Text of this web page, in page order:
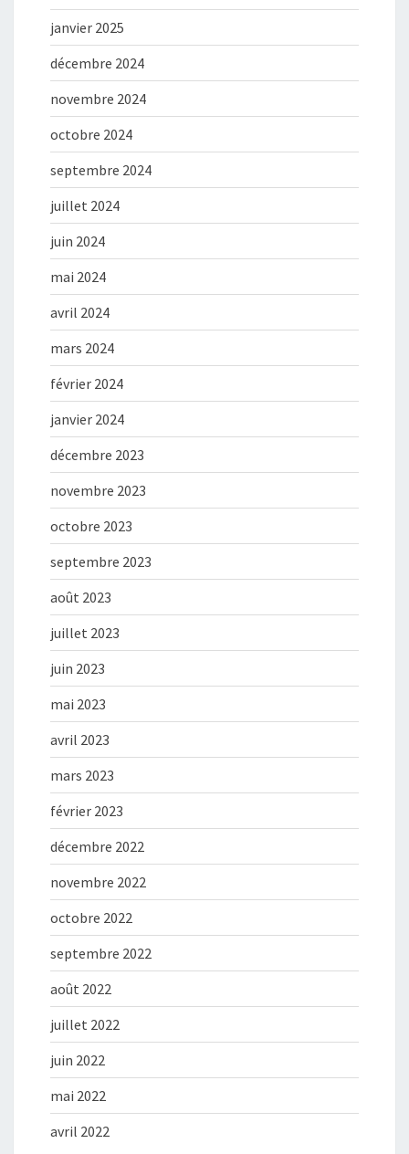
janvier 2025
décembre 2024
novembre 2024
octobre 2024
septembre 2024
juillet 2024
juin 2024
mai 2024
avril 2024
mars 2024
février 2024
janvier 2024
décembre 2023
novembre 2023
octobre 2023
septembre 2023
août 2023
juillet 2023
juin 2023
mai 2023
avril 2023
mars 2023
février 2023
décembre 2022
novembre 2022
octobre 2022
septembre 2022
août 2022
juillet 2022
juin 2022
mai 2022
avril 2022